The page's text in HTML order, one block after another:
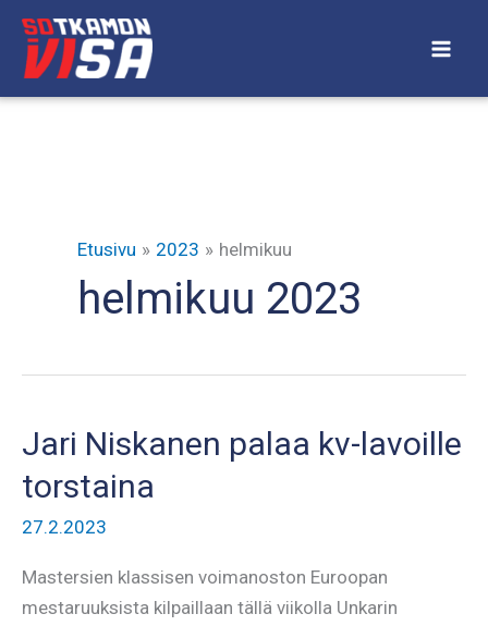
Siirry
sisältöön
Etusivu 2023 helmikuu
helmikuu 2023
Jari Niskanen palaa kv-lavoille
torstaina
27.2.2023
Mastersien klassisen voimanoston Euroopan
mestaruuksista kilpaillaan tällä viikolla Unkarin